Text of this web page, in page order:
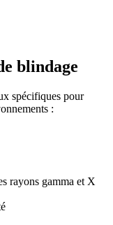
blindage
spécifiques pour
:
rayons gamma et X